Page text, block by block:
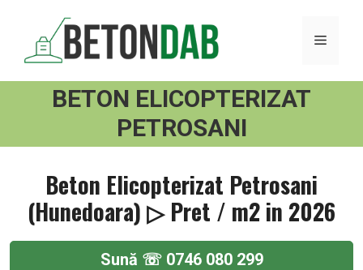
conținut
BETON ELICOPTERIZAT
PETROSANI
Beton Elicopterizat Petrosani
(Hunedoara) ▷ Pret / m2 in 2026
Sună ☏ 0746 080 299